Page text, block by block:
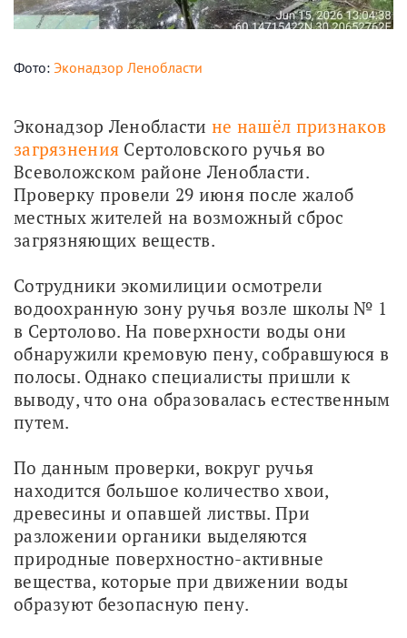
Фото: Эконадзор Ленобласти
Эконадзор Ленобласти не нашёл признаков
загрязнения Сертоловского ручья во
Всеволожском районе Ленобласти.
Проверку провели 29 июня после жалоб
местных жителей на возможный сброс
загрязняющих веществ.
Сотрудники экомилиции осмотрели
водоохранную зону ручья возле школы № 1
в Сертолово. На поверхности воды они
обнаружили кремовую пену, собравшуюся в
полосы. Однако специалисты пришли к
выводу, что она образовалась естественным
путем.
По данным проверки, вокруг ручья
находится большое количество хвои,
древесины и опавшей листвы. При
разложении органики выделяются
природные поверхностно-активные
вещества, которые при движении воды
образуют безопасную пену.